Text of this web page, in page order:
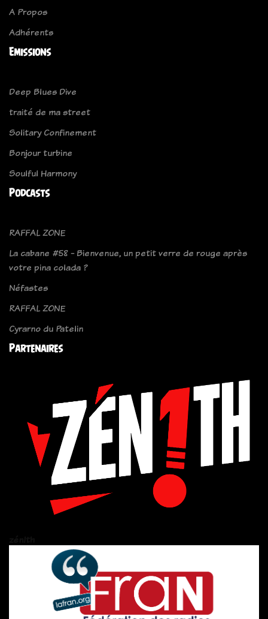
A Propos
Adhérents
Emissions
Deep Blues Dive
traité de ma street
Solitary Confinement
Bonjour turbine
Soulful Harmony
Podcasts
RAFFAL ZONE
La cabane #58 - Bienvenue, un petit verre de rouge après
votre pina colada ?
Néfastes
RAFFAL ZONE
Cyrarno du Patelin
Partenaires